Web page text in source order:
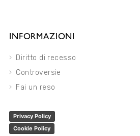
INFORMAZIONI
Diritto di recesso
Controversie
Fai un reso
Privacy Policy
Cookie Policy